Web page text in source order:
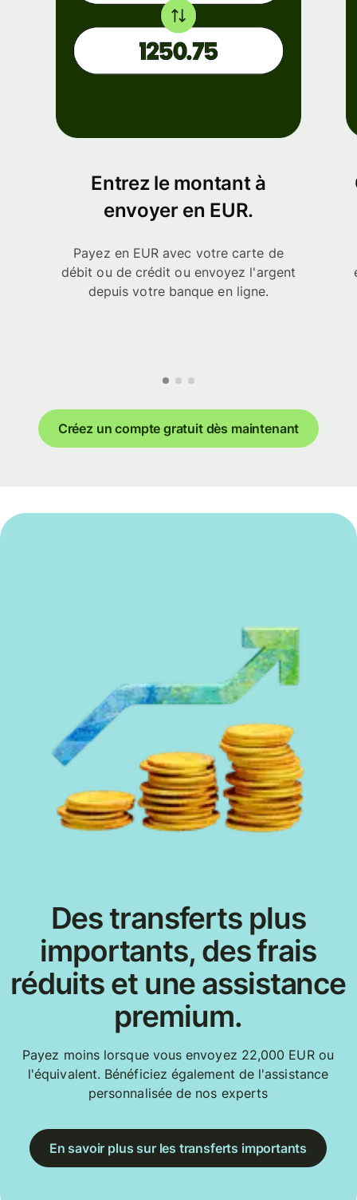
Entrez le montant à
envoyer en EUR.
Payez en EUR avec votre carte de
débit ou de crédit ou envoyez l'argent
depuis votre banque en ligne.
Créez un compte gratuit dès maintenant
Des transferts plus
importants, des frais
réduits et une assistance
premium.
Payez moins lorsque vous envoyez 22,000 EUR ou
l'équivalent. Bénéficiez également de l'assistance
personnalisée de nos experts
En savoir plus sur les transferts importants